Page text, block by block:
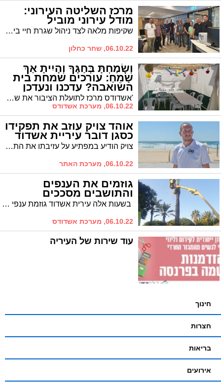
מרכז השליטה העירוני:
מודל עירוני מוביל
שקיפות מלאה לצד ניהול שגרת חיי ביטחון התושב 24/7, מושכים חברות ציבוריות ופרטיות מובילות במשק הישראלי למרכז השליטה והבקרה העירוני - 106. הפעם היו אלה אנשי חברת החשמל שהגיעו למוקד לטובת התרשמות ולמידה
06.10.22, שחר כחלון
וְשָׂמַחְתָּ בְּחַגֶּךָ וְהָיִיתָ אַךְ
שָׂמֵחַ: עורכים שמחת בית
השואבה? עדכנו ונעדכן
'אשדודס מרכז לתועלת הציבור את שמחות בית השואבה הנערכות בעיר. עורכים שמחת בית השואבה? עדכנו
06.10.22, מערכת אשדודס
אוהד צויק עוזב את תפקידו
כסגן דובר עיריית אשדוד
צויק הודיע במפתיע על עזיבתו את התפקיד, כשלוש שנים מאז החל לשמש כמנהל הפרסום והמדיה וסגן דובר עיריית אשדוד. כפי הנראה, פניו למגזר הפרטי
06.10.22, מערכת האתר
גוזמים את הענפים
והתושבים מסככים
בשעות אלה עירית אשדוד גוזמת ענפי דקל ברחבי העיר ומשאירה אותם במקומות ייעודיים בפאתי מוקד הגיזום וכדי שתושבי העיר יוכלו לסככך באמצעות את סוכותיהם.
06.10.22, מערכת אשדודס
עוד שירות של העיריה
חינוך
חצרות
בריאות
אירועים